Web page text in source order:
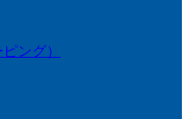
ング）